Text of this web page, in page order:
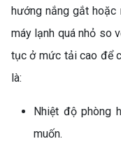
hướng nắng gắt hoặc
máy lạnh quá nhỏ so
tục ở mức tải cao để
là:
Nhiệt độ phòng
muốn.